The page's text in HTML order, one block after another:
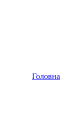
Головна